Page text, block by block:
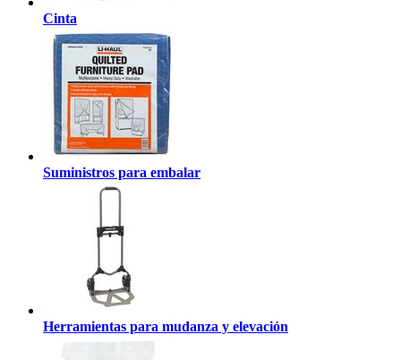
Cinta
Suministros para embalar
Herramientas para mudanza y elevación